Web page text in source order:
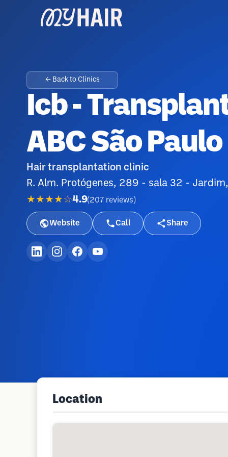
← Back to Clinics
Icb -
ABC São Paulo
Hair transplantation clinic
R. Alm. Protógenes, 289 - sala 32 -
★★★★☆4.9(207 reviews )
Website Call Share
Location